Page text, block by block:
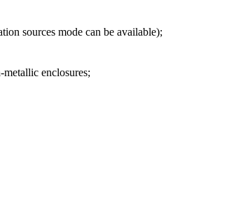
sources mode can be available);
enclosures;